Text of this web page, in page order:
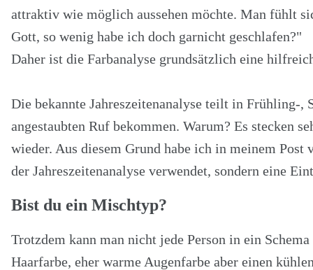
attraktiv wie möglich aussehen möchte. Man fühlt
Gott, so wenig habe ich doch garnicht geschlafen?"
Daher ist die Farbanalyse grundsätzlich eine
Die bekannte Jahreszeitenanalyse teilt in Frühling-
angestaubten Ruf bekommen. Warum? Es stecken
wieder. Aus diesem Grund habe ich in meinem Post
der Jahreszeitenanalyse verwendet, sondern eine
Bist du ein Mischtyp?
Trotzdem kann man nicht jede Person in ein
Haarfarbe, eher warme Augenfarbe aber einen